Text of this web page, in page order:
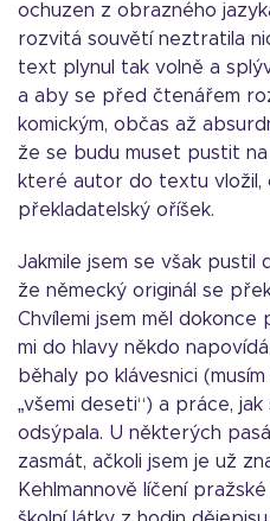
ochuzen z obrazného
rozvitá souvětí neztratila
text plynul tak volně a
a aby se před čtenářem
komickým, občas až
že se budu muset pustit
které autor do textu vložil,
překladatelský oříšek.
Jakmile jsem se však pustil
že německý originál se
Chvílemi jsem měl
mi do hlavy někdo
běhaly po klávesnici
„všemi deseti“) a práce,
odsýpala. U některých
zasmát, ačkoli jsem je už
Kehlmannově líčení